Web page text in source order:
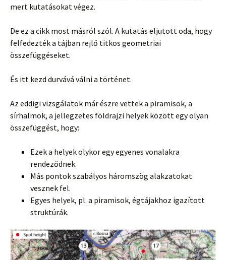
mert kutatásokat végez.
De ez a cikk most másról szól. A kutatás eljutott oda, hogy
felfedezték a tájban rejlő titkos geometriai
összefüggéseket.
És itt kezd durvává válni a történet.
Az eddigi vizsgálatok már észre vettek a piramisok, a
sírhalmok, a jellegzetes földrajzi helyek között egy olyan
összefüggést, hogy:
Ezek a helyek olykor egy egyenes vonalakra
rendeződnek.
Más pontok szabályos háromszög alakzatokat
vesznek fel.
Egyes helyek, pl. a piramisok, égtájakhoz igazított
struktúrák.